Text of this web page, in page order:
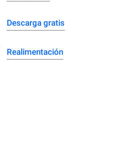
Descarga gratis
Realimentación